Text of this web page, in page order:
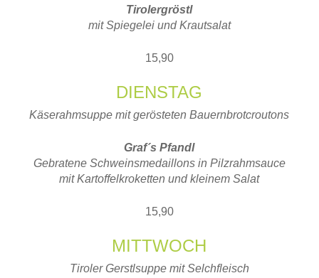
Tirolergröstl
mit Spiegelei und Krautsalat
15,90
DIENSTAG
Käserahmsuppe mit gerösteten Bauernbrotcroutons
Graf´s Pfandl
Gebratene Schweinsmedaillons in Pilzrahmsauce
mit Kartoffelkroketten und kleinem Salat
15,90
MITTWOCH
Tiroler Gerstlsuppe mit Selchfleisch